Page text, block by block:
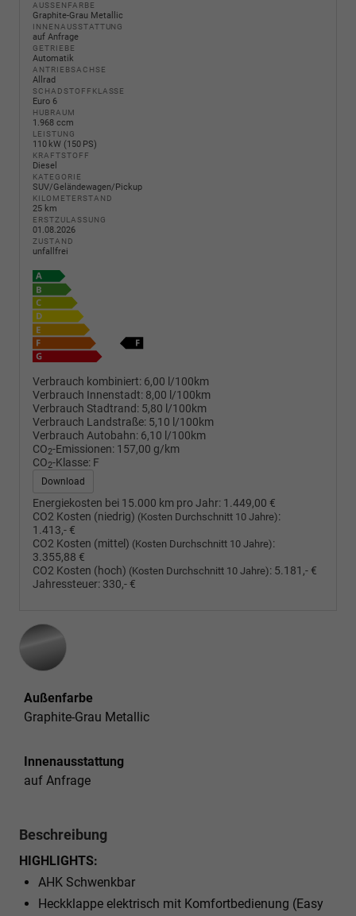
AUSSENFARBE
Graphite-Grau Metallic
INNENAUSSTATTUNG
auf Anfrage
GETRIEBE
Automatik
ANTRIEBSACHSE
Allrad
SCHADSTOFFKLASSE
Euro 6
HUBRAUM
1.968 ccm
LEISTUNG
110 kW (150 PS)
KRAFTSTOFF
Diesel
KATEGORIE
SUV/Geländewagen/Pickup
KILOMETERSTAND
25 km
ERSTZULASSUNG
01.08.2026
ZUSTAND
unfallfrei
Verbrauch kombiniert: 6,00 l/100km
Verbrauch Innenstadt: 8,00 l/100km
Verbrauch Stadtrand: 5,80 l/100km
Verbrauch Landstraße: 5,10 l/100km
Verbrauch Autobahn: 6,10 l/100km
CO2-Emissionen: 157,00 g/km
CO2-Klasse: F
Download
Energiekosten bei 15.000 km pro Jahr: 1.449,00 €
CO2 Kosten (niedrig) (Kosten Durchschnitt 10 Jahre):
1.413,- €
CO2 Kosten (mittel) (Kosten Durchschnitt 10 Jahre):
3.355,88 €
CO2 Kosten (hoch) (Kosten Durchschnitt 10 Jahre): 5.181,- €
Jahressteuer: 330,- €
Außenfarbe
Graphite-Grau Metallic
Innenausstattung
auf Anfrage
Beschreibung
HIGHLIGHTS:
AHK Schwenkbar
Heckklappe elektrisch mit Komfortbedienung (Easy